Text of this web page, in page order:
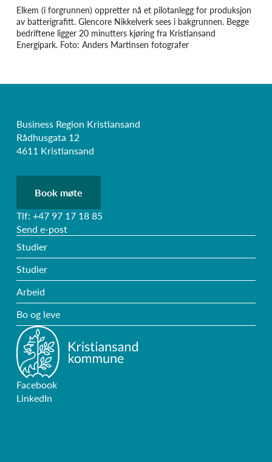
Elkem (i forgrunnen) oppretter nå et pilotanlegg for produksjon
av batterigrafitt. Glencore Nikkelverk sees i bakgrunnen. Begge
bedriftene ligger 20 minutters kjøring fra Kristiansand
Energipark. Foto: Anders Martinsen fotografer
Business Region Kristiansand
Rådhusgata 12
4611 Kristiansand
Book møte
Tlf: +47 97 17 18 85
Send e-post
Studier
Studier
Arbeid
Bo og leve
Facebook
LinkedIn